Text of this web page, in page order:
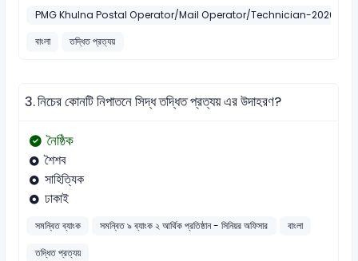
PMG Khulna Postal Operator/Mail Operator/Technician-2026
বাংলা
তদ্ধিত প্রত্যয়
3.নিচের কোনটি নিপাতনে সিদ্ধ তদ্ধিত প্রত্যয় এর উদাহরণ?
নৈষ্ঠিক
শৈশব
সাহিত্যিক
ঢাকাই
সমন্বিত ব্যাংক সমন্বিত ৯ ব্যাংক ২ আর্থিক প্রতিষ্ঠান - সিনিয়র অফিসার
বাংলা
তদ্ধিত প্রত্যয়